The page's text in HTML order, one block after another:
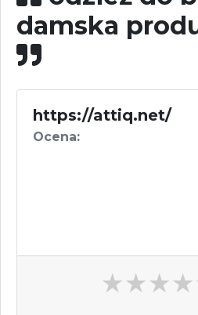
damska
https://attiq.net/
Ocena: